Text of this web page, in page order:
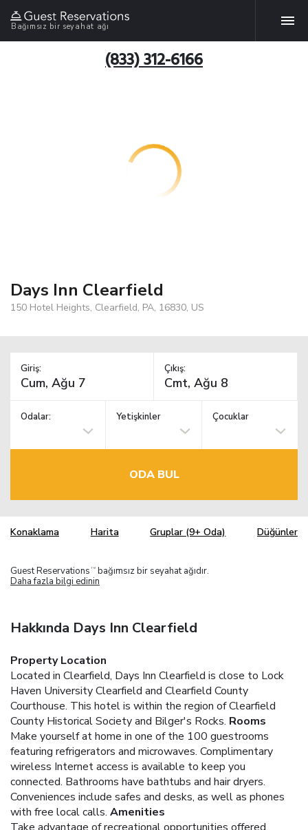
Bağımsız bir seyahat ağı
(833) 312-6166
Days Inn Clearfield
150 Hotel Heights, Clearfield, PA, 16830, US
Giriş: Çıkış:
Odalar: Yetişkinler Çocuklar
ODA BUL
Konaklama Harita Gruplar (9+ Oda) Düğünler
Guest Reservations TM bağımsız bir seyahat ağıdır.
Daha fazla bilgi edinin
Hakkında Days Inn Clearfield
Property Location
Located in Clearfield, Days Inn Clearfield is close to Lock
Haven University Clearfield and Clearfield County
Courthouse. This hotel is within the region of Clearfield
County Historical Society and Bilger's Rocks. Rooms
Make yourself at home in one of the 100 guestrooms
featuring refrigerators and microwaves. Complimentary
wireless Internet access is available to keep you
connected. Bathrooms have bathtubs and hair dryers.
Conveniences include safes and desks, as well as phones
with free local calls. Amenities